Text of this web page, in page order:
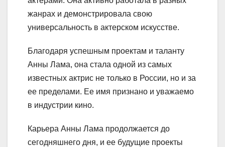
жанрах и демонстрировала свою
универсальность в актерском искусстве.
Благодаря успешным проектам и таланту
Анны Лама, она стала одной из самых
известных актрис не только в России, но и за
ее пределами. Ее имя признано и уважаемо
в индустрии кино.
Карьера Анны Лама продолжается до
сегодняшнего дня, и ее будущие проекты